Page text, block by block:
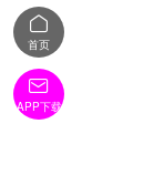

首页

APP下载